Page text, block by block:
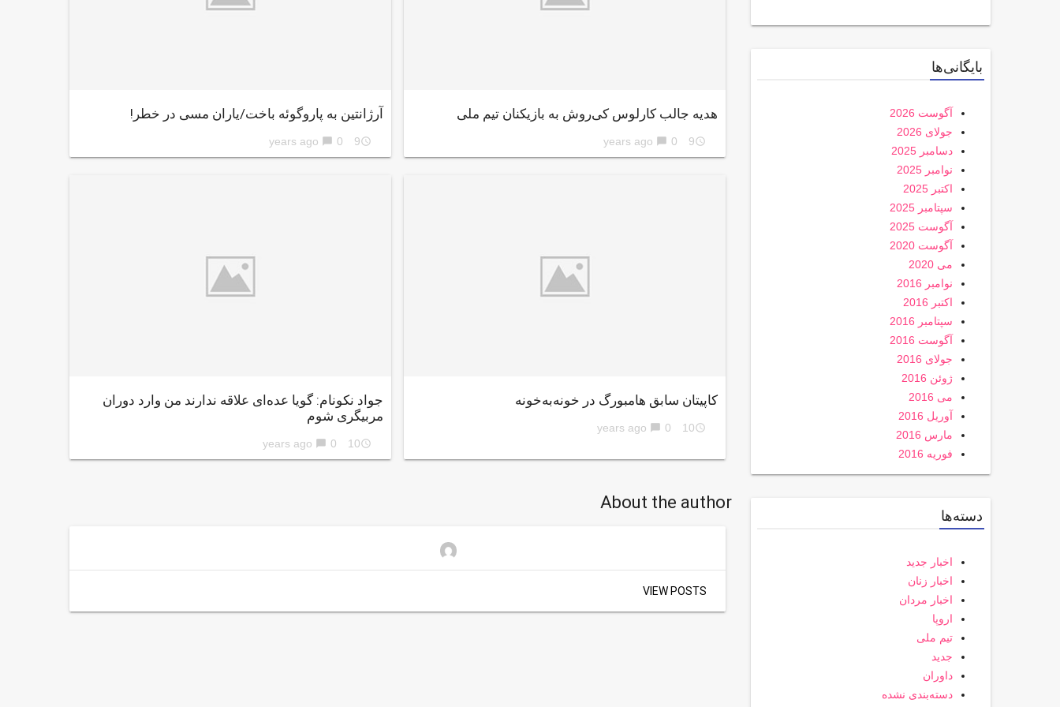
هدیه جالب کارلوس کی‌روش به بازیکنان تیم ملی
access_time
9 years ago
chat_bubble 0
آرژانتین به پاروگوئه باخت/یاران مسی در خطر!
access_time
9 years ago
chat_bubble 0
کاپیتان سابق هامبورگ در خونه‌به‌خونه
access_time
10 years ago
chat_bubble 0
جواد نکونام: گویا عده‌ای علاقه ندارند من وارد دوران
مربیگری شوم
access_time
10 years ago
chat_bubble 0
About the author
VIEW POSTS
بایگانی‌ها
آگوست 2026
جولای 2026
دسامبر 2025
نوامبر 2025
اکتبر 2025
سپتامبر 2025
آگوست 2025
آگوست 2020
می 2020
نوامبر 2016
اکتبر 2016
سپتامبر 2016
آگوست 2016
جولای 2016
ژوئن 2016
می 2016
آوریل 2016
مارس 2016
فوریه 2016
دسته‌ها
اخبار جدید
اخبار زنان
اخبار مردان
اروپا
تیم ملی
جدید
داوران
دسته‌بندی نشده